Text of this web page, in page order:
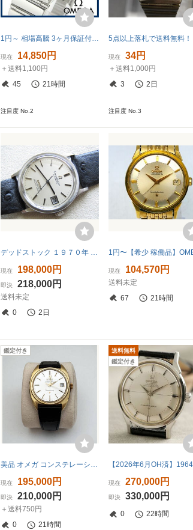
1円～ 相場高騰 3ヶ月保証付き 磨き済み 美品 本物 定番 人気 OMEGA オメガ コンステレーション ミニ マイチョイス ダイヤ レディース 時計
現在 14,850円
＋送料1,100円
45
21時間
注目度 No.2
現在 34円
＋送料1,000円
3
2日
注目度 No.3
デッドストック １９７０年 オメガ コンステレーション 自動巻 ＯＨ済
現在 198,000円
即決 218,000円
送料未定
0
2日
現在 104,570円
送料未定
67
21時間
鑑定付き
美品 オメガ コンステレーション クロノメーター Cライン 自動巻き手巻き併用 Cal.564 Gold Capped
現在 195,000円
即決 210,000円
＋送料750円
0
21時間
送料無料
鑑定付き
現在 270,000円
即決 330,000円
0 22時間